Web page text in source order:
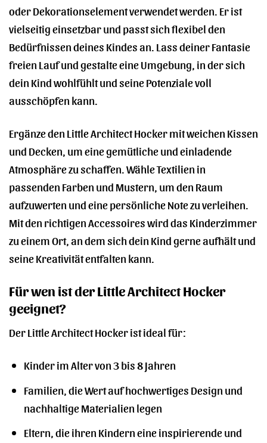
oder Dekorationselement verwendet werden. Er ist
vielseitig einsetzbar und passt sich flexibel den
Bedürfnissen deines Kindes an. Lass deiner Fantasie
freien Lauf und gestalte eine Umgebung, in der sich
dein Kind wohlfühlt und seine Potenziale voll
ausschöpfen kann.
Ergänze den Little Architect Hocker mit weichen Kissen
und Decken, um eine gemütliche und einladende
Atmosphäre zu schaffen. Wähle Textilien in
passenden Farben und Mustern, um den Raum
aufzuwerten und eine persönliche Note zu verleihen.
Mit den richtigen Accessoires wird das Kinderzimmer
zu einem Ort, an dem sich dein Kind gerne aufhält und
seine Kreativität entfalten kann.
Für wen ist der Little Architect Hocker
geeignet?
Der Little Architect Hocker ist ideal für:
Kinder im Alter von 3 bis 8 Jahren
Familien, die Wert auf hochwertiges Design und
nachhaltige Materialien legen
Eltern, die ihren Kindern eine inspirierende und